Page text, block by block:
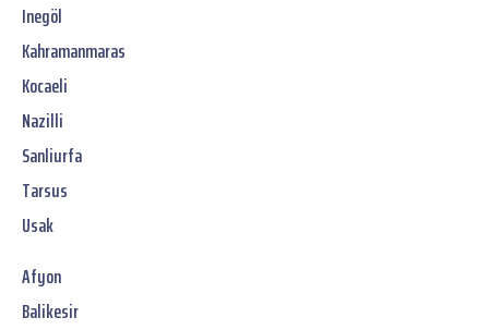
Inegöl
Kahramanmaras
Kocaeli
Nazilli
Sanliurfa
Tarsus
Usak
Afyon
Balikesir